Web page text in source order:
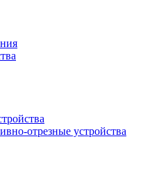
отрезные устройства